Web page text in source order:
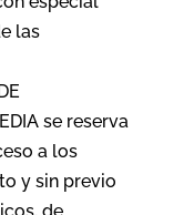
las
se reserva
a los
y sin previo